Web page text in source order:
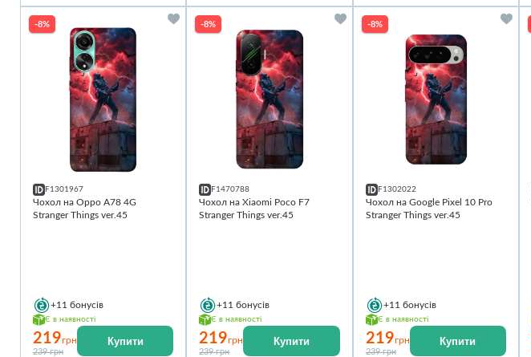
-8%
F1301967
Чохол на Oppo A78 4G
Stranger Things ver.45
+11 бонусів
Є в наявності
219грн
239 грн
Купити
-8%
F1470788
Чохол на Xiaomi Poco F7
Stranger Things ver.45
+11 бонусів
Є в наявності
219грн
239 грн
Купити
-8%
F1302022
Чохол на Google Pixel 10 Pro
Stranger Things ver.45
+11 бонусів
Є в наявності
219грн
239 грн
Купити